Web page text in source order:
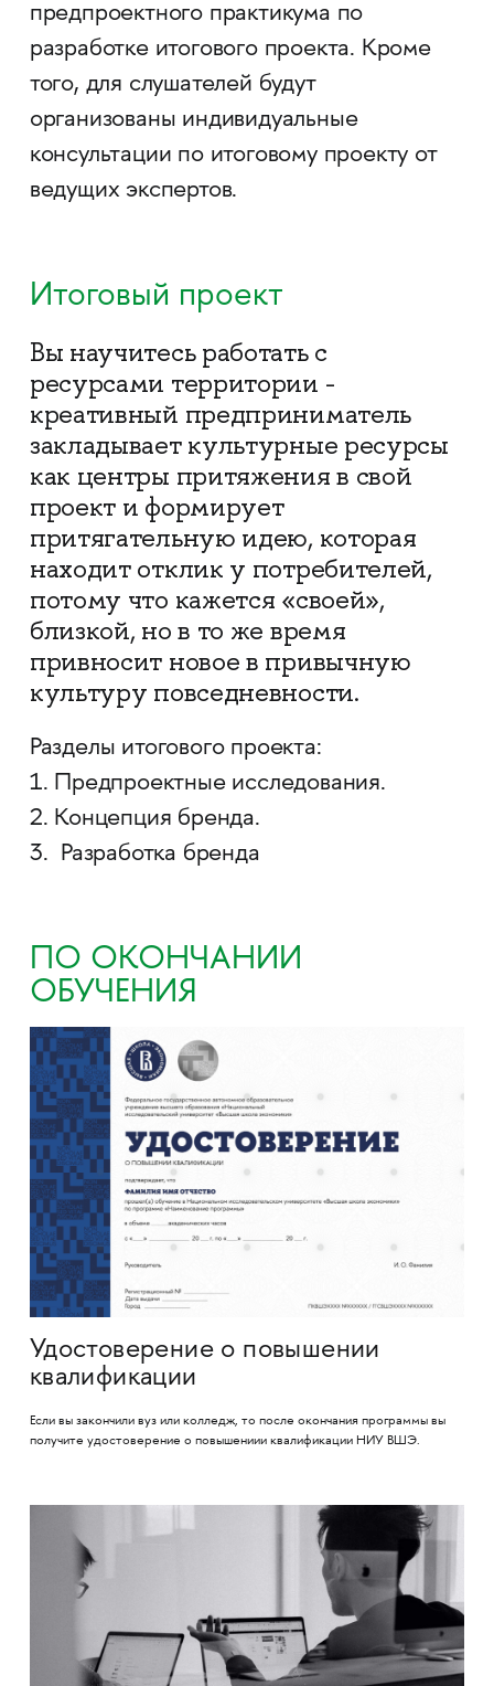
предпроектного практикума по
разработке итогового проекта. Кроме
того, для слушателей будут
организованы индивидуальные
консультации по итоговому проекту от
ведущих экспертов.
Итоговый проект
Вы научитесь работать с
ресурсами территории -
креативный предприниматель
закладывает культурные ресурсы
как центры притяжения в свой
проект и формирует
притягательную идею, которая
находит отклик у потребителей,
потому что кажется «своей»,
близкой, но в то же время
привносит новое в привычную
культуру повседневности.
Разделы итогового проекта:
1. Предпроектные исследования.
2. Концепция бренда.
3. Разработка бренда
ПО ОКОНЧАНИИ
ОБУЧЕНИЯ
Удостоверение о повышении
квалификации
Если вы закончили вуз или колледж, то после окончания программы вы
получите удостоверение о повышениии квалификации НИУ ВШЭ.